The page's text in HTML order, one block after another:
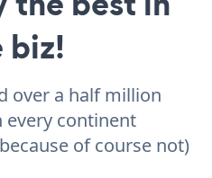
biz!
over a half million
every continent
of course not)